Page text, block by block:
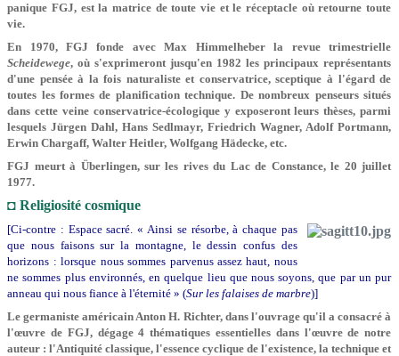
panique FGJ, est la matrice de toute vie et le réceptacle où retourne toute
vie.
En 1970, FGJ fonde avec Max Himmelheber la revue trimestrielle
Scheidewege, où s'exprimeront jusqu'en 1982 les principaux représentants
d'une pensée à la fois naturaliste et conservatrice, sceptique à l'égard de
toutes les formes de planification technique. De nombreux penseurs situés
dans cette veine conservatrice-écologique y exposeront leurs thèses, parmi
lesquels Jürgen Dahl, Hans Sedlmayr, Friedrich Wagner, Adolf Portmann,
Erwin Chargaff, Walter Heitler, Wolfgang Hädecke, etc.
FGJ meurt à Überlingen, sur les rives du Lac de Constance, le 20 juillet
1977.
◘ Religiosité cosmique
[Ci-contre : Espace sacré. « Ainsi se résorbe, à chaque pas
que nous faisons sur la montagne, le dessin confus des
horizons : lorsque nous sommes parvenus assez haut, nous
ne sommes plus environnés, en quelque lieu que nous soyons, que par un pur
anneau qui nous fiance à l'éternité » (Sur les falaises de marbre)]
Le germaniste américain Anton H. Richter, dans l'ouvrage qu'il a consacré à
l'œuvre de FGJ, dégage 4 thématiques essentielles dans l'œuvre de notre
auteur : l'Antiquité classique, l'essence cyclique de l'existence, la technique et